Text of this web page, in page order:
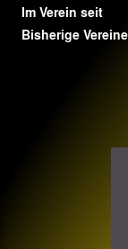
Im Verein seit
Bisherige Vereine